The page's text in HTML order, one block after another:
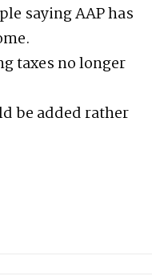
saying AAP has
taxes no longer
be added rather